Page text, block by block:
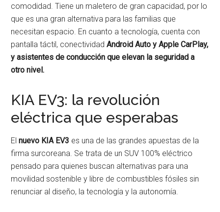
comodidad. Tiene un maletero de gran capacidad, por lo
que es una gran alternativa para las familias que
necesitan espacio. En cuanto a tecnología, cuenta con
pantalla táctil, conectividadAndroid Auto y Apple CarPlay,
y asistentes de conducción que elevan la seguridad a
otro nivel.
KIA EV3: la revolución
eléctrica que esperabas
Elnuevo KIA EV3 es una de las grandes apuestas de la
firma surcoreana. Se trata de un SUV 100% eléctrico
pensado para quienes buscan alternativas para una
movilidad sostenible y libre de combustibles fósiles sin
renunciar al diseño, la tecnología y la autonomía.